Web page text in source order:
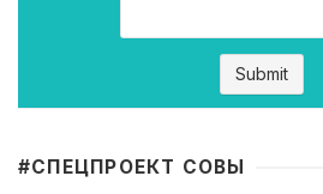
#CПЕЦПРОЕКТ СОВЫ